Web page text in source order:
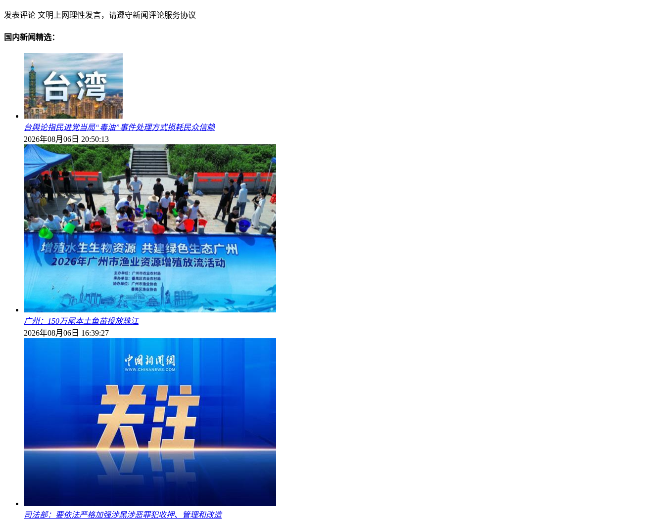
发表评论 文明上网理性发言，请遵守新闻评论服务协议
国内新闻精选：
台舆论指民进党当局“毒油”事件处理方式损耗民众信赖
2026年08月06日 20:50:13
广州：150万尾本土鱼苗投放珠江
2026年08月06日 16:39:27
司法部：要依法严格加强涉黑涉恶罪犯收押、管理和改造